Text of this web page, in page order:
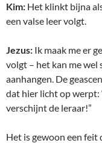
Kim: Het klinkt bijna
een valse leer volgt.
Jezus: Ik maak me er
volgt – het kan me wel
aanhangen. De
dat hier licht op werpt:
verschijnt de leraar!”
Het is gewoon een feit